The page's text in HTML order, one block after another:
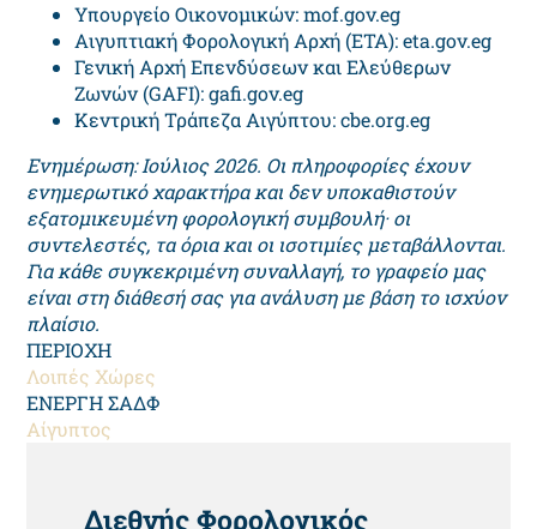
Υπουργείο Οικονομικών: mof.gov.eg
Αιγυπτιακή Φορολογική Αρχή (ETA): eta.gov.eg
Γενική Αρχή Επενδύσεων και Ελεύθερων
Ζωνών (GAFI): gafi.gov.eg
Κεντρική Τράπεζα Αιγύπτου: cbe.org.eg
Ενημέρωση: Ιούλιος 2026. Οι πληροφορίες έχουν
ενημερωτικό χαρακτήρα και δεν υποκαθιστούν
εξατομικευμένη φορολογική συμβουλή· οι
συντελεστές, τα όρια και οι ισοτιμίες μεταβάλλονται.
Για κάθε συγκεκριμένη συναλλαγή, το γραφείο μας
είναι στη διάθεσή σας για ανάλυση με βάση το ισχύον
πλαίσιο.
ΠΕΡΙΟΧΗ
Λοιπές Χώρες
ΕΝΕΡΓΗ ΣΑΔΦ
Αίγυπτος
HEADING
Διεθνής Φορολογικός